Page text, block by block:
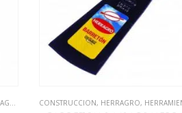
CONSTRUCCION, HERRAGRO, HERRAMIENTA